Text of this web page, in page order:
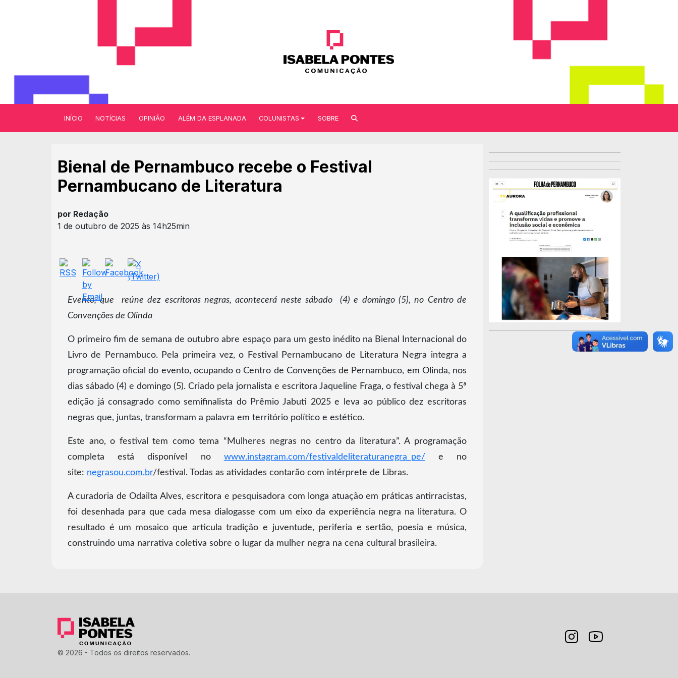
INÍCIO NOTÍCIAS OPINIÃO ALÉM DA ESPLANADA COLUNISTAS SOBRE
Bienal de Pernambuco recebe o Festival
Pernambucano de Literatura
por Redação
1 de outubro de 2025 às 14h25min
Evento, que reúne dez escritoras negras, acontecerá neste sábado (4) e domingo (5), no Centro de
Convenções de Olinda
O primeiro fim de semana de outubro abre espaço para um gesto inédito na Bienal Internacional do
Livro de Pernambuco. Pela primeira vez, o Festival Pernambucano de Literatura Negra integra a
programação oficial do evento, ocupando o Centro de Convenções de Pernambuco, em Olinda, nos
dias sábado (4) e domingo (5). Criado pela jornalista e escritora Jaqueline Fraga, o festival chega à 5ª
edição já consagrado como semifinalista do Prêmio Jabuti 2025 e leva ao público dez escritoras
negras que, juntas, transformam a palavra em território político e estético.
Este ano, o festival tem como tema “Mulheres negras no centro da literatura”. A programação
completa está disponível no www.instagram.com/festivaldeliteraturanegra_pe/ e no
site: negrasou.com.br/festival. Todas as atividades contarão com intérprete de Libras.
A curadoria de Odailta Alves, escritora e pesquisadora com longa atuação em práticas antirracistas,
foi desenhada para que cada mesa dialogasse com um eixo da experiência negra na literatura. O
resultado é um mosaico que articula tradição e juventude, periferia e sertão, poesia e música,
construindo uma narrativa coletiva sobre o lugar da mulher negra na cena cultural brasileira.
© 2026 - Todos os direitos reservados.